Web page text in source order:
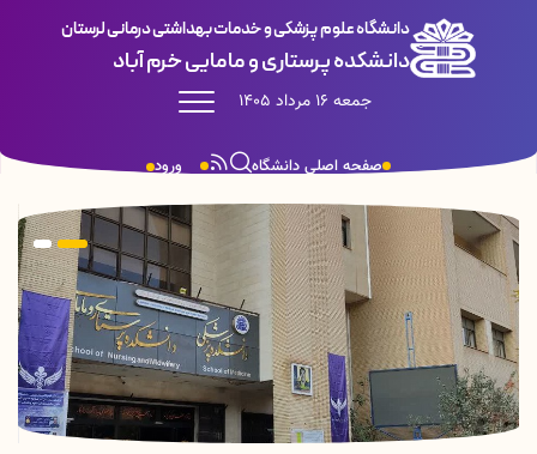
دانشگاه علوم پزشکی و خدمات بهداشتی درمانی لرستان
دانشکده پرستاری و مامایی خرم آباد
جمعه 16 مرداد 1405
ورود صفحه اصلی دانشگاه